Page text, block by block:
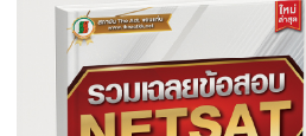
ความเป็นมา The Act
ผลงานน้องค่าย The Act
คอร์สเรียน & บริการ
TCAS News & กิจกรรม
ติดต่อเรา